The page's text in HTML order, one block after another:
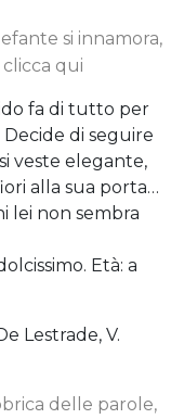
si innamora,
qui
fa di tutto per
di seguire
veste elegante,
alla sua porta…
lei non sembra
Età: a
Lestrade, V.
delle parole,